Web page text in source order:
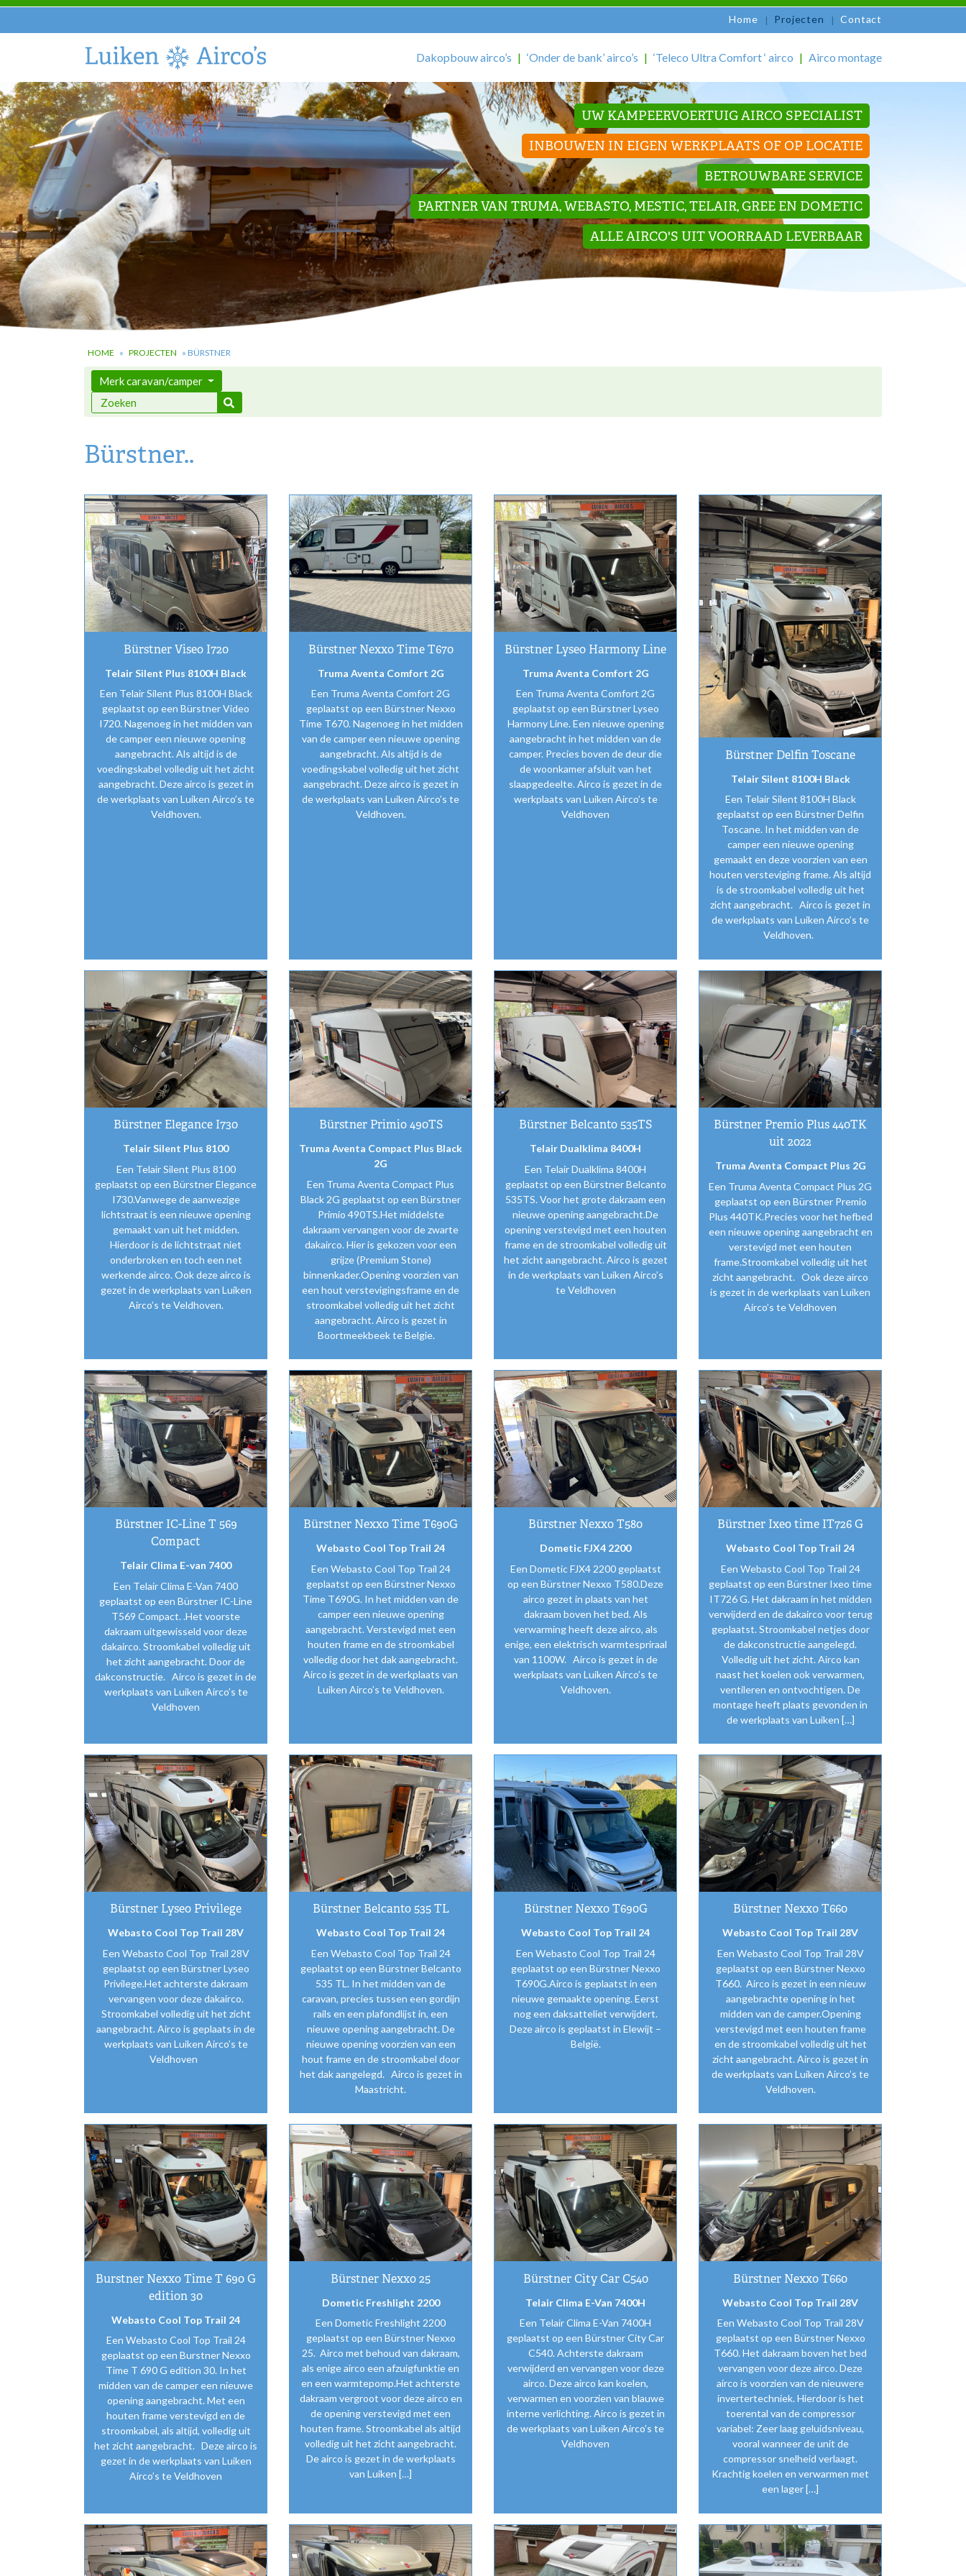
Home Projecten Contact
Dakopbouw airco’s ‘Onder de bank’ airco’s ‘Teleco Ultra Comfort ‘ airco Airco montage
UW KAMPEERVOERTUIG AIRCO SPECIALIST
INBOUWEN IN EIGEN WERKPLAATS OF OP LOCATIE
BETROUWBARE SERVICE
PARTNER VAN TRUMA, WEBASTO, MESTIC, TELAIR, GREE EN DOMETIC
ALLE AIRCO'S UIT VOORRAAD LEVERBAAR
HOME » PROJECTEN » BÜRSTNER
Merk caravan/camper
Bürstner..
Bürstner Viseo I720
Telair Silent Plus 8100H Black
Een Telair Silent Plus 8100H Black
geplaatst op een Bürstner Video
I720. Nagenoeg in het midden van
de camper een nieuwe opening
aangebracht. Als altijd is de
voedingskabel volledig uit het zicht
aangebracht. Deze airco is gezet in
de werkplaats van Luiken Airco’s te
Veldhoven.
Bürstner Nexxo Time T670
Truma Aventa Comfort 2G
Een Truma Aventa Comfort 2G
geplaatst op een Bürstner Nexxo
Time T670. Nagenoeg in het midden
van de camper een nieuwe opening
aangebracht. Als altijd is de
voedingskabel volledig uit het zicht
aangebracht. Deze airco is gezet in
de werkplaats van Luiken Airco’s te
Veldhoven.
Bürstner Lyseo Harmony Line
Truma Aventa Comfort 2G
Een Truma Aventa Comfort 2G
geplaatst op een Bürstner Lyseo
Harmony Line. Een nieuwe opening
aangebracht in het midden van de
camper. Precies boven de deur die
de woonkamer afsluit van het
slaapgedeelte. Airco is gezet in de
werkplaats van Luiken Airco’s te
Veldhoven
Bürstner Delfin Toscane
Telair Silent 8100H Black
Een Telair Silent 8100H Black
geplaatst op een Bürstner Delfin
Toscane. In het midden van de
camper een nieuwe opening
gemaakt en deze voorzien van een
houten versteviging frame. Als altijd
is de stroomkabel volledig uit het
zicht aangebracht. Airco is gezet in
de werkplaats van Luiken Airco’s te
Veldhoven.
Bürstner Elegance I730
Telair Silent Plus 8100
Een Telair Silent Plus 8100
geplaatst op een Bürstner Elegance
I730.Vanwege de aanwezige
lichtstraat is een nieuwe opening
gemaakt van uit het midden.
Hierdoor is de lichtstraat niet
onderbroken en toch een net
werkende airco. Ook deze airco is
gezet in de werkplaats van Luiken
Airco’s te Veldhoven.
Bürstner Primio 490TS
Truma Aventa Compact Plus Black
2G
Een Truma Aventa Compact Plus
Black 2G geplaatst op een Bürstner
Primio 490TS.Het middelste
dakraam vervangen voor de zwarte
dakairco. Hier is gekozen voor een
grijze (Premium Stone)
binnenkader.Opening voorzien van
een hout verstevigingsframe en de
stroomkabel volledig uit het zicht
aangebracht. Airco is gezet in
Boortmeekbeek te Belgie.
Bürstner Belcanto 535TS
Telair Dualklima 8400H
Een Telair Dualklima 8400H
geplaatst op een Bürstner Belcanto
535TS. Voor het grote dakraam een
nieuwe opening aangebracht.De
opening verstevigd met een houten
frame en de stroomkabel volledig uit
het zicht aangebracht. Airco is gezet
in de werkplaats van Luiken Airco’s
te Veldhoven
Bürstner Premio Plus 440TK
uit 2022
Truma Aventa Compact Plus 2G
Een Truma Aventa Compact Plus 2G
geplaatst op een Bürstner Premio
Plus 440TK.Precies voor het hefbed
een nieuwe opening aangebracht en
verstevigd met een houten
frame.Stroomkabel volledig uit het
zicht aangebracht. Ook deze airco
is gezet in de werkplaats van Luiken
Airco’s te Veldhoven
Bürstner IC-Line T 569
Compact
Telair Clima E-van 7400
Een Telair Clima E-Van 7400
geplaatst op een Bürstner IC-Line
T569 Compact. .Het voorste
dakraam uitgewisseld voor deze
dakairco. Stroomkabel volledig uit
het zicht aangebracht. Door de
dakconstructie. Airco is gezet in de
werkplaats van Luiken Airco’s te
Veldhoven
Bürstner Nexxo Time T690G
Webasto Cool Top Trail 24
Een Webasto Cool Top Trail 24
geplaatst op een Bürstner Nexxo
Time T690G. In het midden van de
camper een nieuwe opening
aangebracht. Verstevigd met een
houten frame en de stroomkabel
volledig door het dak aangebracht.
Airco is gezet in de werkplaats van
Luiken Airco’s te Veldhoven.
Bürstner Nexxo T580
Dometic FJX4 2200
Een Dometic FJX4 2200 geplaatst
op een Bürstner Nexxo T580.Deze
airco gezet in plaats van het
dakraam boven het bed. Als
verwarming heeft deze airco, als
enige, een elektrisch warmtespriraal
van 1100W. Airco is gezet in de
werkplaats van Luiken Airco’s te
Veldhoven.
Bürstner Ixeo time IT726 G
Webasto Cool Top Trail 24
Een Webasto Cool Top Trail 24
geplaatst op een Bürstner Ixeo time
IT726 G. Het dakraam in het midden
verwijderd en de dakairco voor terug
geplaatst. Stroomkabel netjes door
de dakconstructie aangelegd.
Volledig uit het zicht. Airco kan
naast het koelen ook verwarmen,
ventileren en ontvochtigen. De
montage heeft plaats gevonden in
de werkplaats van Luiken […]
Bürstner Lyseo Privilege
Webasto Cool Top Trail 28V
Een Webasto Cool Top Trail 28V
geplaatst op een Bürstner Lyseo
Privilege.Het achterste dakraam
vervangen voor deze dakairco.
Stroomkabel volledig uit het zicht
aangebracht. Airco is geplaats in de
werkplaats van Luiken Airco’s te
Veldhoven
Bürstner Belcanto 535 TL
Webasto Cool Top Trail 24
Een Webasto Cool Top Trail 24
geplaatst op een Bürstner Belcanto
535 TL. In het midden van de
caravan, precies tussen een gordijn
rails en een plafondlijst in, een
nieuwe opening aangebracht. De
nieuwe opening voorzien van een
hout frame en de stroomkabel door
het dak aangelegd. Airco is gezet in
Maastricht.
Bürstner Nexxo T690G
Webasto Cool Top Trail 24
Een Webasto Cool Top Trail 24
geplaatst op een Bürstner Nexxo
T690G.Airco is geplaatst in een
nieuwe gemaakte opening. Eerst
nog een daksatteliet verwijdert.
Deze airco is geplaatst in Elewijt –
België.
Bürstner Nexxo T660
Webasto Cool Top Trail 28V
Een Webasto Cool Top Trail 28V
geplaatst op een Bürstner Nexxo
T660. Airco is gezet in een nieuw
aangebrachte opening in het
midden van de camper.Opening
verstevigd met een houten frame
en de stroomkabel volledig uit het
zicht aangebracht. Airco is gezet in
de werkplaats van Luiken Airco’s te
Veldhoven.
Burstner Nexxo Time T 690 G
edition 30
Webasto Cool Top Trail 24
Een Webasto Cool Top Trail 24
geplaatst op een Burstner Nexxo
Time T 690 G edition 30. In het
midden van de camper een nieuwe
opening aangebracht. Met een
houten frame verstevigd en de
stroomkabel, als altijd, volledig uit
het zicht aangebracht. Deze airco is
gezet in de werkplaats van Luiken
Airco’s te Veldhoven
Bürstner Nexxo 25
Dometic Freshlight 2200
Een Dometic Freshlight 2200
geplaatst op een Bürstner Nexxo
25. Airco met behoud van dakraam,
als enige airco een afzuigfunktie en
en een warmtepomp.Het achterste
dakraam vergroot voor deze airco en
de opening verstevigd met een
houten frame. Stroomkabel als altijd
volledig uit het zicht aangebracht.
De airco is gezet in de werkplaats
van Luiken […]
Bürstner City Car C540
Telair Clima E-Van 7400H
Een Telair Clima E-Van 7400H
geplaatst op een Bürstner City Car
C540. Achterste dakraam
verwijderd en vervangen voor deze
airco. Deze airco kan koelen,
verwarmen en voorzien van blauwe
interne verlichting. Airco is gezet in
de werkplaats van Luiken Airco’s te
Veldhoven
Bürstner Nexxo T660
Webasto Cool Top Trail 28V
Een Webasto Cool Top Trail 28V
geplaatst op een Bürstner Nexxo
T660. Het dakraam boven het bed
vervangen voor deze airco. Deze
airco is voorzien van de nieuwere
invertertechniek. Hierdoor is het
toerental van de compressor
variabel: Zeer laag geluidsniveau,
vooral wanneer de unit de
compressor snelheid verlaagt.
Krachtig koelen en verwarmen met
een lager […]